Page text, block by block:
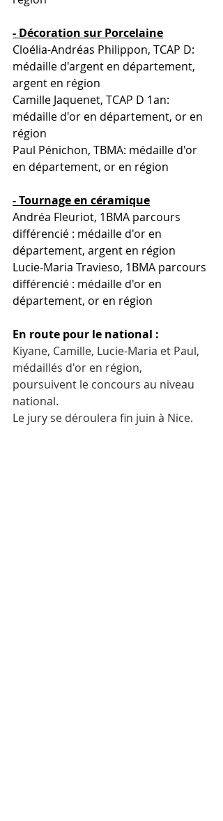
- Décoration sur Porcelaine
Cloélia-Andréas Philippon, TCAP D:
médaille d'argent en département,
argent en région
Camille Jaquenet, TCAP D 1an:
médaille d'or en département, or en
région
Paul Pénichon, TBMA: médaille d'or
en département, or en région
- Tournage en céramique
Andréa Fleuriot, 1BMA parcours
différencié : médaille d'or en
département, argent en région
Lucie-Maria Travieso, 1BMA parcours
différencié : médaille d'or en
département, or en région
En route pour le national :
Kiyane, Camille, Lucie-Maria et Paul,
médaillés d'or en région,
poursuivent le concours au niveau
national.
Le jury se déroulera fin juin à Nice.